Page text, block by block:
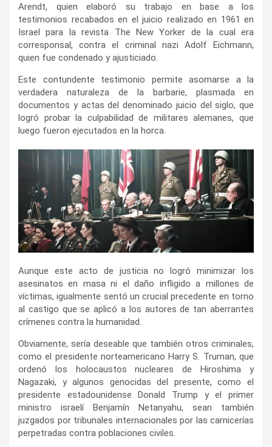
Arendt, quien elaboró su trabajo en base a los
testimonios recabados en el juicio realizado en 1961 en
Israel para la revista The New Yorker de la cual era
corresponsal, contra el criminal nazi Adolf Eichmann,
quien fue condenado y ajusticiado.
Este contundente testimonio permite asomarse a la
verdadera naturaleza de la barbarie, plasmada en
documentos y actas del denominado juicio del siglo, que
logró probar la culpabilidad de militares alemanes, que
luego fueron ejecutados en la horca.
Aunque este acto de justicia no logró minimizar los
asesinatos en masa ni el daño infligido a millones de
víctimas, igualmente sentó un crucial precedente en torno
al castigo que se aplicó a los autores de tan aberrantes
crímenes contra la humanidad.
Obviamente, sería deseable que también otros criminales,
como el presidente norteamericano Harry S. Truman, que
ordenó los holocaustos nucleares de Hiroshima y
Nagazaki, y algunos genocidas del presente, como el
presidente estadounidense Donald Trump y el primer
ministro israelí Benjamín Netanyahu,
sean también
juzgados por tribunales internacionales por las carnicerías
perpetradas contra poblaciones civiles.